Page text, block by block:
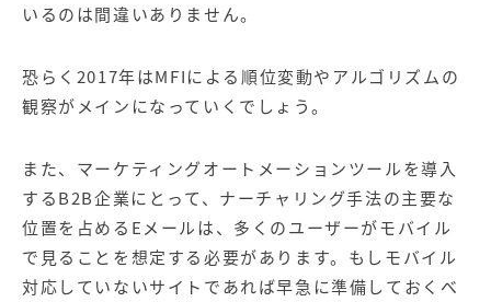
いるのは間違いありません。
恐らく 2017年はMFIによる順位変動やアルゴリズムの
観察がメインになっていくでしょう。
また、 マーケティングオートメーションツールを導入
するB2B企業にとって、ナーチャリング手法の主要な
位置を占めるEメールは、多くのユーザーがモバイル
で見ることを想定する必要があります。もしモバイル
対応していないサイトであれば早急に準備しておくべ